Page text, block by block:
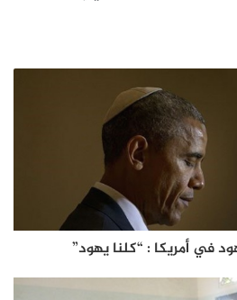
في أمريكا : “كلنا يهود”